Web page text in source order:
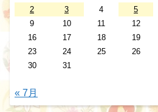
2
3 4 5
9
10 11 12
16
17 18 19
23
24 25 26
30
31
« 7月